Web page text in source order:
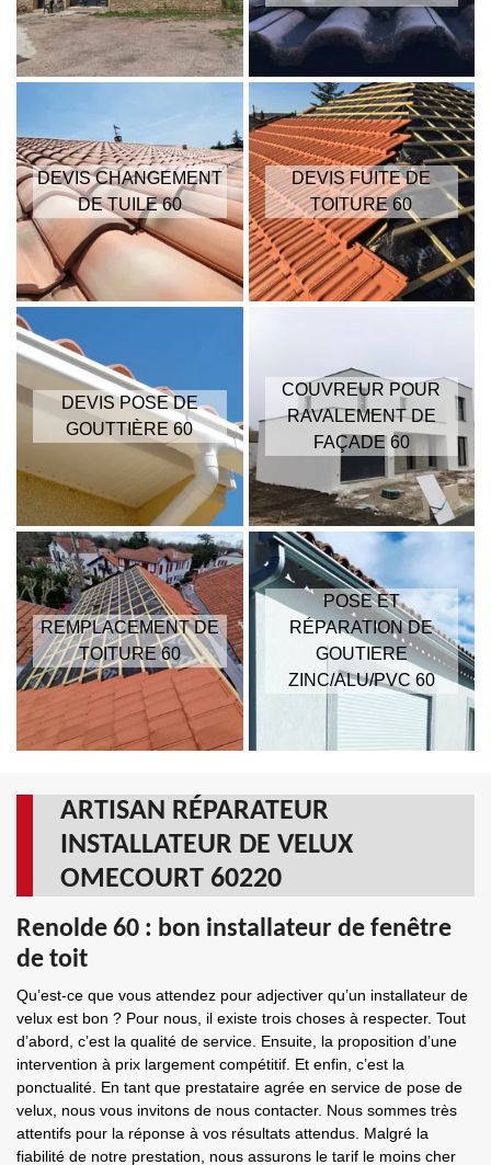
DEVIS CHANGEMENT
DE TUILE 60
DEVIS FUITE DE
TOITURE 60
DEVIS POSE DE
GOUTTIÈRE 60
COUVREUR POUR
RAVALEMENT DE
FAÇADE 60
REMPLACEMENT DE
TOITURE 60
POSE ET
RÉPARATION DE
GOUTIERE
ZINC/ALU/PVC 60
ARTISAN RÉPARATEUR
INSTALLATEUR DE VELUX
OMECOURT 60220
Renolde 60 : bon installateur de fenêtre
de toit
Qu’est-ce que vous attendez pour adjectiver qu’un installateur de
velux est bon ? Pour nous, il existe trois choses à respecter. Tout
d’abord, c’est la qualité de service. Ensuite, la proposition d’une
intervention à prix largement compétitif. Et enfin, c’est la
ponctualité. En tant que prestataire agrée en service de pose de
velux, nous vous invitons de nous contacter. Nous sommes très
attentifs pour la réponse à vos résultats attendus. Malgré la
fiabilité de notre prestation, nous assurons le tarif le moins cher